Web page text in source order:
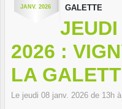
JANV. 2026
GALETTE
2026 :
LA
Le jeudi 08 janv. 2026 de 13h